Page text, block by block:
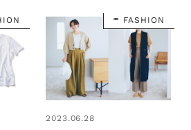
FASHION
2023.06.28